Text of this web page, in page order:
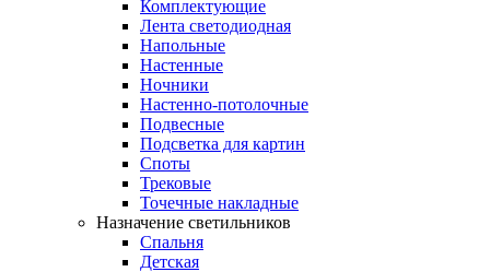
Комплектующие
Лента светодиодная
Напольные
Настенные
Ночники
Настенно-потолочные
Подвесные
Подсветка для картин
Споты
Трековые
Точечные накладные
Назначение светильников
Спальня
Детская